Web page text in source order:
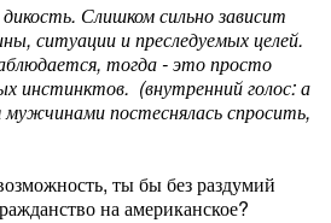
Слишком сильно зависит
ситуации и преследуемых целей.
тогда - это просто
инстинктов. (внутренний голос: а
мужчинами постеснялась спросить,
ты бы без раздумий
на американское?